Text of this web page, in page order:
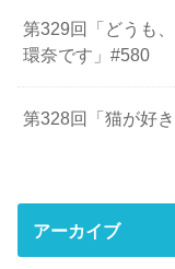
第329回「どうも
環奈です」#580
第328回「猫が好
アーカイブ